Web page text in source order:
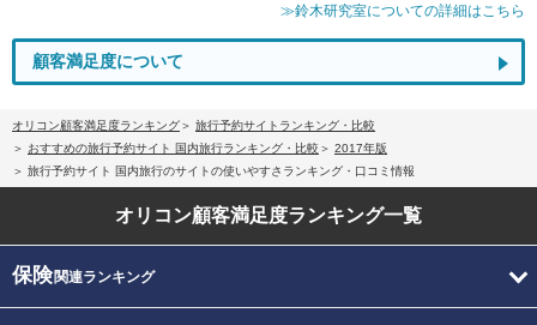
≫鈴木研究室についての詳細はこちら
顧客満足度について
オリコン顧客満足度ランキング
旅行予約サイトランキング・比較
おすすめの旅行予約サイト 国内旅行ランキング・比較
2017年版
旅行予約サイト 国内旅行のサイトの使いやすさランキング・口コミ情報
オリコン顧客満足度ランキング一覧
保険関連ランキング